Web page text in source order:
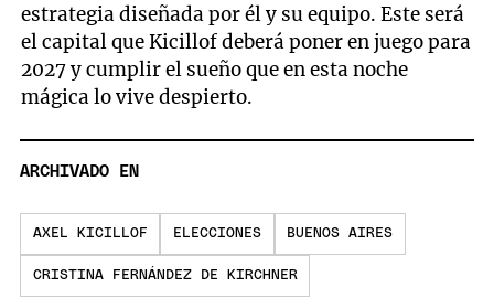
estrategia diseñada por él y su equipo. Este será
el capital que Kicillof deberá poner en juego para
2027 y cumplir el sueño que en esta noche
mágica lo vive despierto.
ARCHIVADO EN
AXEL KICILLOF ELECCIONES BUENOS AIRES
CRISTINA FERNÁNDEZ DE KIRCHNER